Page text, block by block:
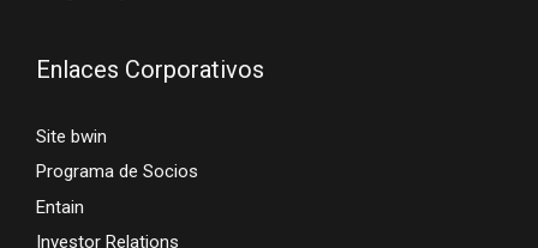
Enlaces Corporativos
Site bwin
Programa de Socios
Entain
Investor Relations